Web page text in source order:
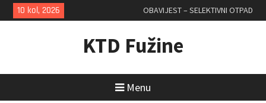
Skip
to
10 kol, 2026 OBAVIJEST – SELEKTIVNI OTPAD
KTD Fužine
Menu